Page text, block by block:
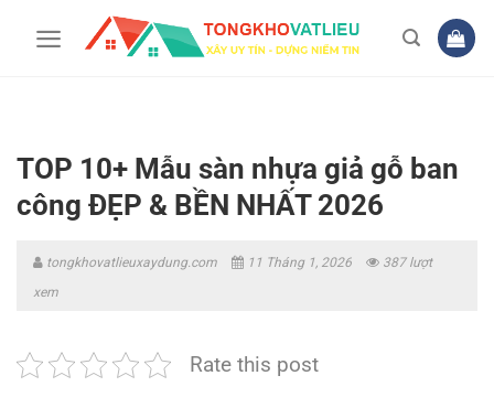
TOP 10+ Mẫu sàn nhựa giả gỗ ban
công ĐẸP & BỀN NHẤT 2026
tongkhovatlieuxaydung.com 11 Tháng 1, 2026
387 lượt
xem
Rate this post